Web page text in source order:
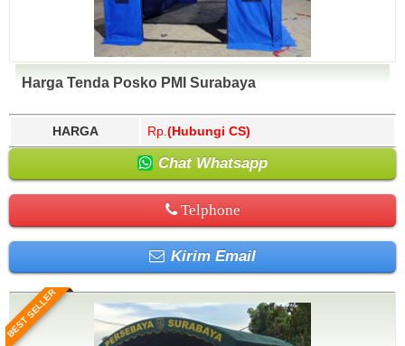
Harga Tenda Posko PMI Surabaya
HARGA Rp. (Hubungi CS)
Chat Whatsapp
Telphone
Kirim Email
BEST SELLER